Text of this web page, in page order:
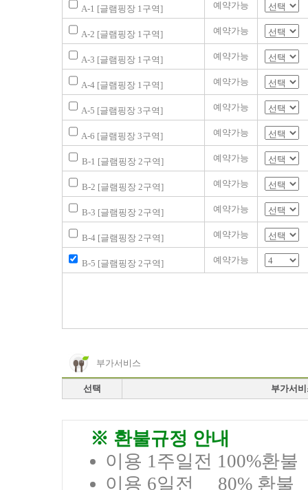
A-1 [글램핑장 1구역] 예약가능
A-2 [글램핑장 1구역] 예약가능
A-3 [글램핑장 1구역] 예약가능
A-4 [글램핑장 1구역] 예약가능
A-5 [글램핑장 3구역] 예약가능
A-6 [글램핑장 3구역] 예약가능
B-1 [글램핑장 2구역] 예약가능
B-2 [글램핑장 2구역] 예약가능
B-3 [글램핑장 2구역] 예약가능
B-4 [글램핑장 2구역] 예약가능
B-5 [글램핑장 2구역] 예약가능
부가서비스
선택 부가서
※ 환불규정 안내
이용 1주일전 100%환불
이용 6일전 80% 환불